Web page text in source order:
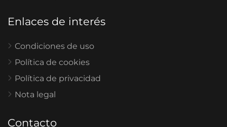
Enlaces de interés
Condiciones de uso
Política de cookies
Política de privacidad
Nota legal
Contacto